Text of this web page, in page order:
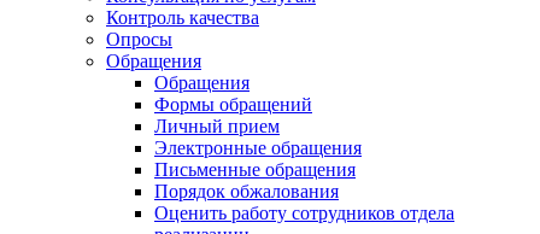
Контроль качества
Опросы
Обращения
Обращения
Формы обращений
Личный прием
Электронные обращения
Письменные обращения
Порядок обжалования
Оценить работу сотрудников отдела